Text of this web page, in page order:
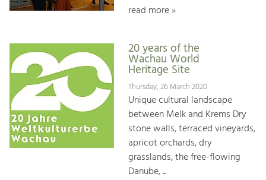
read more »
20 years of the
Wachau World
Heritage Site
Thursday, 26 March 2020
Unique cultural landscape
between Melk and Krems Dry
stone walls, terraced vineyards,
apricot orchards, dry
grasslands, the free-flowing
Danube, ...